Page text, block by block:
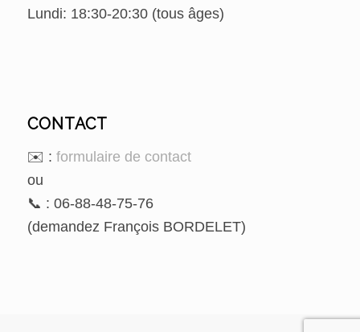
Lundi: 18:30-20:30 (tous âges)
CONTACT
✉️ : formulaire de contact
ou
📞 : 06-88-48-75-76
(demandez François BORDELET)